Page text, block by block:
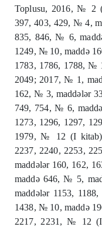
Toplusu, 2016, № 2
397, 403, 429, № 4,
835, 846, № 6,
1249, № 10, maddə
1783, 1786, 1788, №
2049; 2017, № 1,
162, № 3, maddələr
749, 754, № 6,
1273, 1296, 1297,
1979, № 12 (I kitab),
2237, 2240, 2253,
maddələr 160, 162,
maddə 646, № 5,
maddələr 1153,
1438, № 10, maddə
2217, 2231, № 12 (I